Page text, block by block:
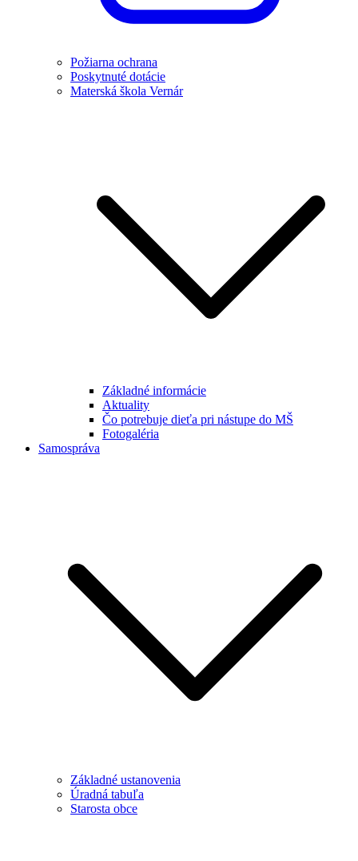
Požiarna ochrana
Poskytnuté dotácie
Materská škola Vernár
Základné informácie
Aktuality
Čo potrebuje dieťa pri nástupe do MŠ
Fotogaléria
Samospráva
Základné ustanovenia
Úradná tabuľa
Starosta obce